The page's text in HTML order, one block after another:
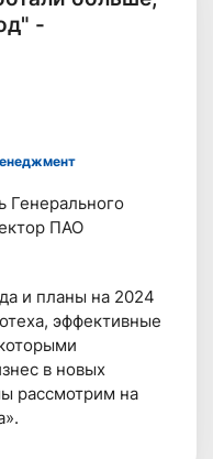
-
Генерального
ПАО
и планы на 2024
эффективные
в новых
рассмотрим на